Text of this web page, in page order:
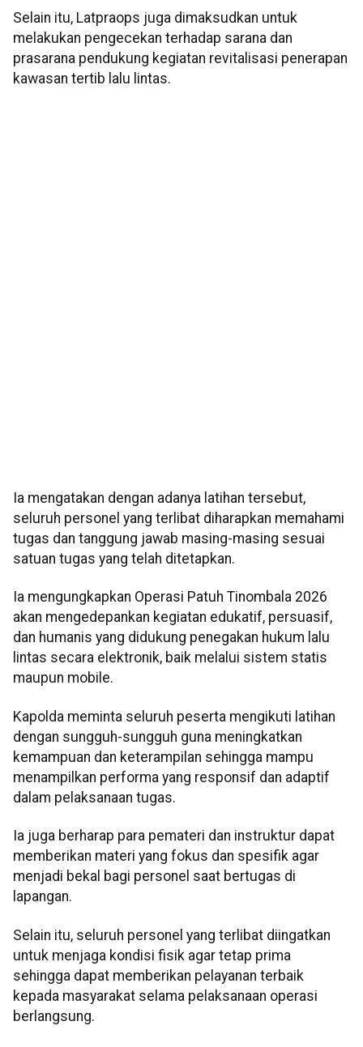
Selain itu, Latpraops juga dimaksudkan untuk
melakukan pengecekan terhadap sarana dan
prasarana pendukung kegiatan revitalisasi penerapan
kawasan tertib lalu lintas.
Ia mengatakan dengan adanya latihan tersebut,
seluruh personel yang terlibat diharapkan memahami
tugas dan tanggung jawab masing-masing sesuai
satuan tugas yang telah ditetapkan.
Ia mengungkapkan Operasi Patuh Tinombala 2026
akan mengedepankan kegiatan edukatif, persuasif,
dan humanis yang didukung penegakan hukum lalu
lintas secara elektronik, baik melalui sistem statis
maupun mobile.
Kapolda meminta seluruh peserta mengikuti latihan
dengan sungguh-sungguh guna meningkatkan
kemampuan dan keterampilan sehingga mampu
menampilkan performa yang responsif dan adaptif
dalam pelaksanaan tugas.
Ia juga berharap para pemateri dan instruktur dapat
memberikan materi yang fokus dan spesifik agar
menjadi bekal bagi personel saat bertugas di
lapangan.
Selain itu, seluruh personel yang terlibat diingatkan
untuk menjaga kondisi fisik agar tetap prima
sehingga dapat memberikan pelayanan terbaik
kepada masyarakat selama pelaksanaan operasi
berlangsung.